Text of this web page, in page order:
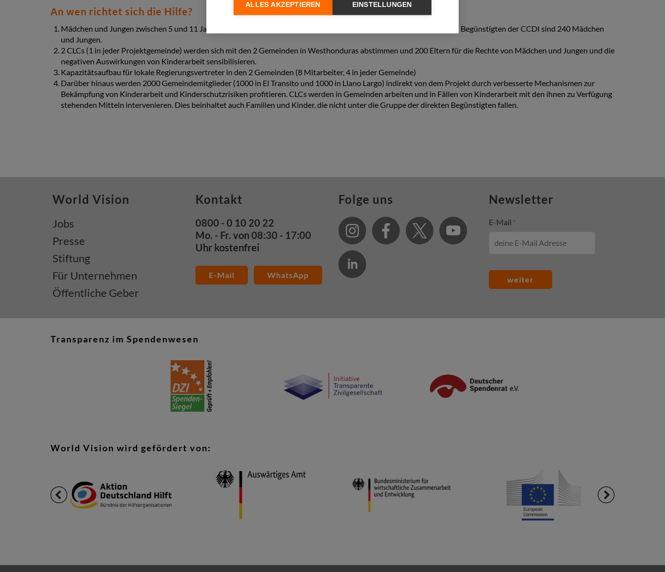
An wen richtet sich die Hilfe?
Mädchen und Jungen zwischen 5 und 11 Jahren, die einem hohen Risiko für Kinderarbeit ausgesetzt sind. Die direkten Begünstigten der CCDI sind 240 Mädchen
und Jungen.
2 CLCs (1 in jeder Projektgemeinde) werden sich mit den 2 Gemeinden in Westhonduras abstimmen und 200 Eltern für die Rechte von Mädchen und Jungen und die
negativen Auswirkungen von Kinderarbeit sensibilisieren.
Kapazitätsaufbau für lokale Regierungsvertreter in den 2 Gemeinden (8 Mitarbeiter, 4 in jeder Gemeinde)
Darüber hinaus werden 2000 Gemeindemitglieder (1000 in El Transito und 1000 in Llano Largo) indirekt von dem Projekt durch verbesserte Mechanismen zur
Bekämpfung von Kinderarbeit und Kinderschutzrisiken profitieren. CLCs werden in Gemeinden arbeiten und in Fällen von Kinderarbeit mit den ihnen zu Verfügung
stehenden Mitteln intervenieren. Dies beinhaltet auch Familien und Kinder, die nicht unter die Gruppe der direkten Begünstigten fallen.
World Vision
Jobs
Presse
Stiftung
Für Unternehmen
Öffentliche Geber
Kontakt
0800 - 0 10 20 22
Mo. - Fr. von 08:30 - 17:00
Uhr kostenfrei
E-Mail WhatsApp
Folge uns Newsletter
E-Mail
weiter
Transparenz im Spendenwesen
World Vision wird gefördert von:
ALLES AKZEPTIEREN EINSTELLUNGEN